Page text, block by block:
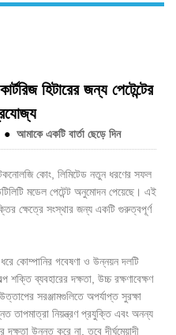
হিটারের জন্য পেটেন্টের
● আমাকে একটি বার্তা ছেড়ে দিন
কোং, লিমিটেড নতুন ধরণের সফল
মডেল পেটেন্ট অনুমোদন পেয়েছে। এই
ক্ষেত্রে সংস্থার জন্য একটি গুরুত্বপূর্ণ
ধরে কোম্পানির গবেষণা ও উন্নয়ন দলটি
শক্তি ব্যবহারের দক্ষতা, উচ্চ রক্ষণাবেক্ষণ
সরঞ্জামগুলিতে অপর্যাপ্ত সুরক্ষা
তাপমাত্রা নিয়ন্ত্রণ প্রযুক্তি এবং অনন্য
উন্নত করে না, তবে দীর্ঘমেয়াদী